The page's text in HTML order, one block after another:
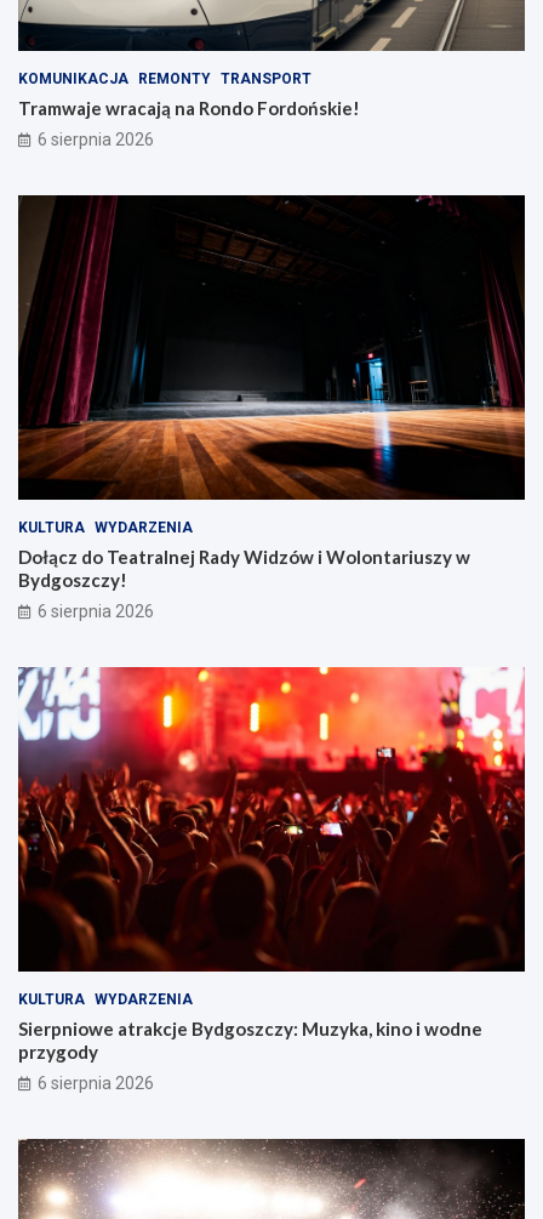
KOMUNIKACJA REMONTY TRANSPORT
Tramwaje wracają na Rondo Fordońskie!
6 sierpnia 2026
KULTURA WYDARZENIA
Dołącz do Teatralnej Rady Widzów i Wolontariuszy w
Bydgoszczy!
6 sierpnia 2026
KULTURA WYDARZENIA
Sierpniowe atrakcje Bydgoszczy: Muzyka, kino i wodne
przygody
6 sierpnia 2026